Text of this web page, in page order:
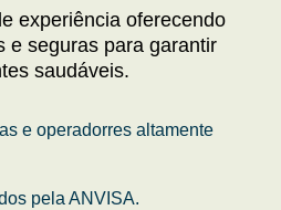
experiência oferecendo
e seguras para garantir
saudáveis.
e operadorres altamente
pela ANVISA.